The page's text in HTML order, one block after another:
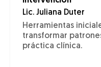
Lic. Juliana Duter
Herramientas
transformar
práctica clínica.